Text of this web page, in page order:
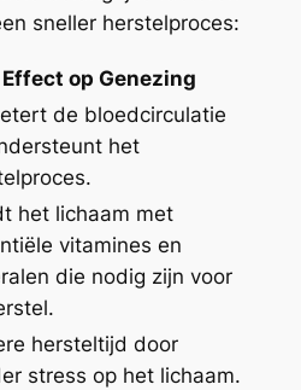
sneller herstelproces:
Effect op Genezing
de bloedcirculatie
het
het lichaam met
vitamines en
die nodig zijn voor
hersteltijd door
stress op het lichaam.